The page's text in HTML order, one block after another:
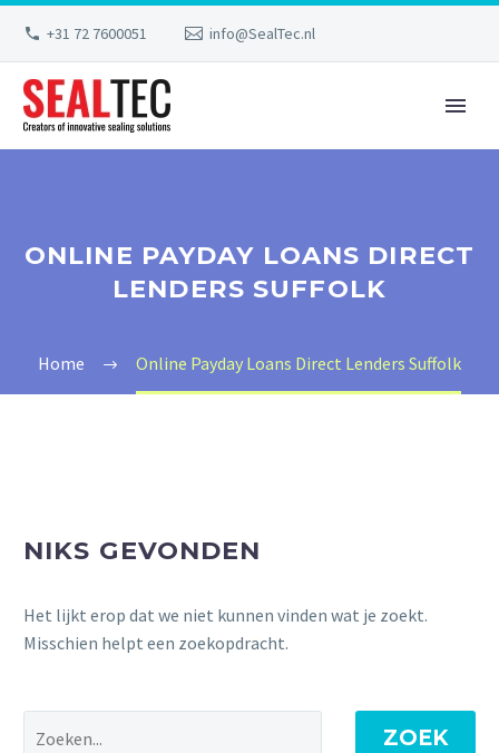
+31 72 7600051 info@SealTec.nl
ONLINE PAYDAY LOANS DIRECT
LENDERS SUFFOLK
Home Online Payday Loans Direct Lenders Suffolk
NIKS GEVONDEN
Het lijkt erop dat we niet kunnen vinden wat je zoekt.
Misschien helpt een zoekopdracht.
ZOEK